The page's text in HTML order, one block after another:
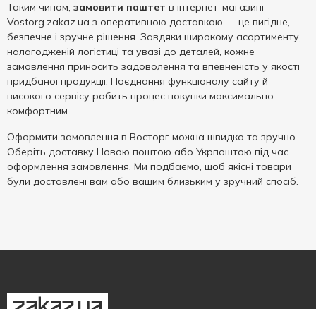
Таким чином, замовити паштет в інтернет-магазині
Vostorg.zakaz.ua з оперативною доставкою — це вигідне,
безпечне і зручне рішення. Завдяки широкому асортименту,
налагодженій логістиці та увазі до деталей, кожне
замовлення приносить задоволення та впевненість у якості
придбаної продукції. Поєднання функціоналу сайту й
високого сервісу робить процес покупки максимально
комфортним.
Оформити замовлення в Восторг можна швидко та зручно.
Оберіть доставку Новою поштою або Укрпоштою під час
оформлення замовлення. Ми подбаємо, щоб якісні товари
були доставлені вам або вашим близьким у зручний спосіб.